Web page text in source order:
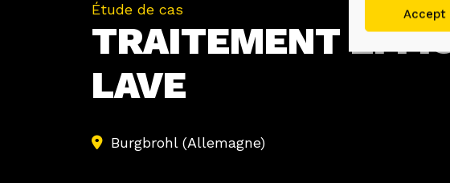
Mettre en
Accept
Étude de cas
TRAITEMENT
LAVE
Burgbrohl (Allemagne)